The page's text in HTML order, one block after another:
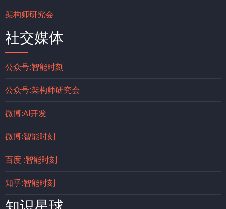
架构师研究会
社交媒体
公众号:智能时刻
公众号:架构师研究会
微博:AI开发
微博:智能时刻
百度 :智能时刻
知乎:智能时刻